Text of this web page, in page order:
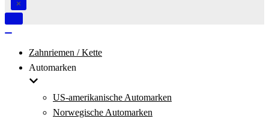
Navigation
Zahnriemen / Kette
Automarken
US-amerikanische Automarken
Norwegische Automarken